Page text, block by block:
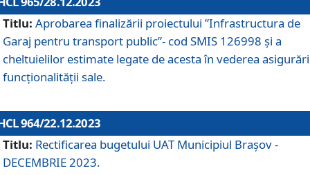
Titlu: Aprobarea finalizării proiectului ”Infrastructura de
Garaj pentru transport public”- cod SMIS 126998 și a
cheltuielilor estimate legate de acesta în vederea
funcționalității sale.
964/22.12.2023
Titlu: Rectificarea bugetului UAT Municipiul Braşov -
DECEMBRIE 2023.